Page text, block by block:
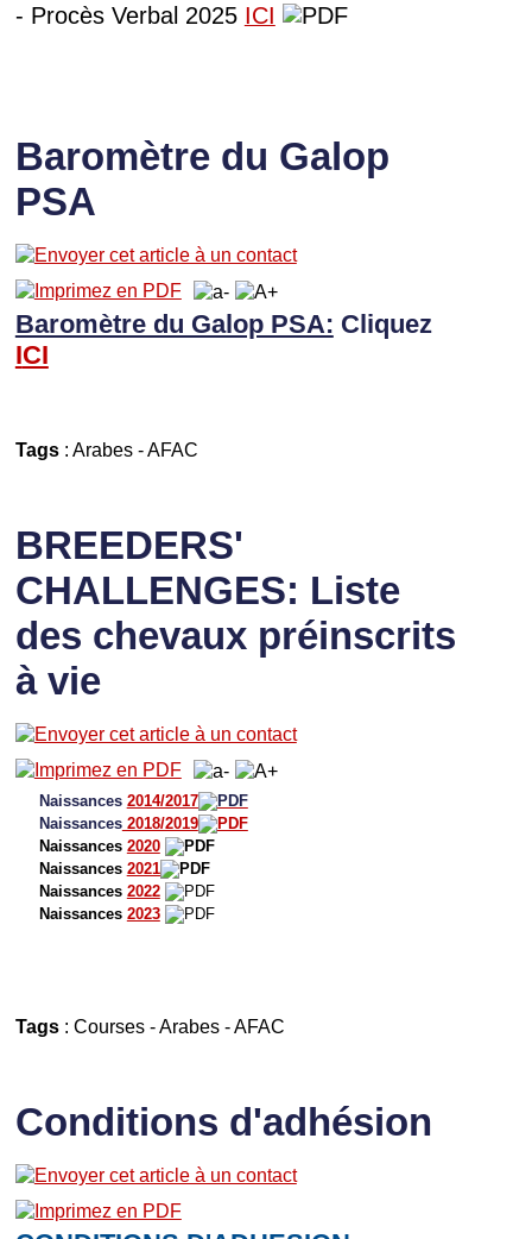
- Procès Verbal 2025 ICI
Baromètre du Galop
PSA
Baromètre du Galop PSA: Cliquez
ICI
Tags: Arabes-AFAC
BREEDERS'
CHALLENGES: Liste
des chevaux préinscrits
à vie
Naissances 2014/2017
Naissances2018/2019
Naissances 2020
Naissances 2021
Naissances 2022
Naissances 2023
Tags: Courses-Arabes-AFAC
Conditions d'adhésion